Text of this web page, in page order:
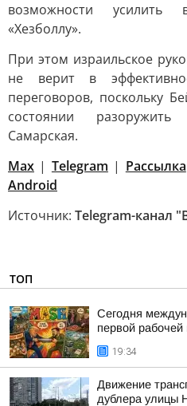
возможности усилить
«Хезболлу».
При этом израильское
не верит в
переговоров, поскольку
состоянии разоружить
Самарская.
Max | Telegram | Рассылка
Android
Источник: Telegram-
ТОП
Сегодня
первой рабочей
19:34
Движение
дублера улицы